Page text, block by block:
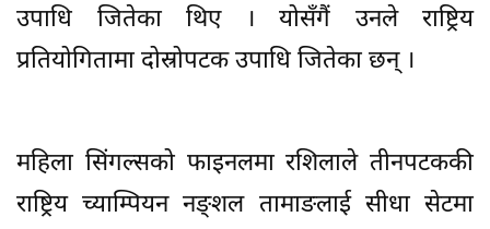
उपाधि जितेका थिए । योसँगैं उनले राष्ट्रिय
प्रतियोगितामा दोस्रोपटक उपाधि जितेका छन् ।
महिला सिंगल्सको फाइनलमा रशिलाले तीनपटककी
राष्ट्रिय च्याम्पियन नङ्शल तामाङलाई सीधा सेटमा